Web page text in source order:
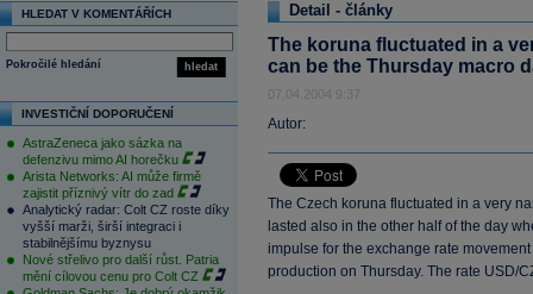
HLEDAT V KOMENTÁŘÍCH
hledat
Pokročilé hledání
INVESTIČNÍ DOPORUČENÍ
AstraZeneca jako sázka na
defenzivu mimo AI horečku
Arista Networks: AI může firmě
zajistit příznivý vítr do zad
Analytický radar: Colt CZ roste díky
vyšší marži, širší integraci i
stabilnějšímu byznysu
Nové střelivo pro další růst. Patria
mění cílovou cenu pro Colt CZ
Detail - články
The koruna fluctuated in a
can be the Thursday macro
07.04.2004 9:37
Autor:
The Czech koruna fluctuated in a very
lasted also in the other half of the day
impulse for the exchange rate
production on Thursday. The rate USD/